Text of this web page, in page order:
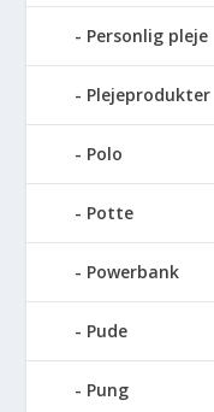
Personlig pleje
Plejeprodukter
Polo
Potte
Powerbank
Pude
Pung